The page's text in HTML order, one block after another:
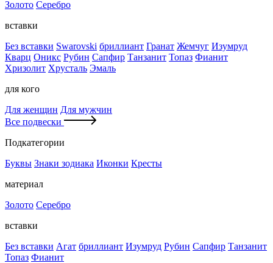
Золото Серебро
вставки
Без вставки Swarovski бриллиант Гранат Жемчуг Изумруд
Кварц Оникс Рубин Сапфир Танзанит Топаз Фианит
Хризолит Хрусталь Эмаль
для кого
Для женщин Для мужчин
Все подвески
Подкатегории
Буквы Знаки зодиака Иконки Кресты
материал
Золото Серебро
вставки
Без вставки Агат бриллиант Изумруд Рубин Сапфир Танзанит
Топаз Фианит